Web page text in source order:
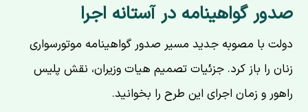
صدور گواهینامه در آستانه اجرا
دولت با مصوبه جدید مسیر صدور گواهینامه موتورسواری
زنان را باز کرد. جزئیات تصمیم هیات وزیران، نقش پلیس
راهور و زمان اجرای این طرح را بخوانید.